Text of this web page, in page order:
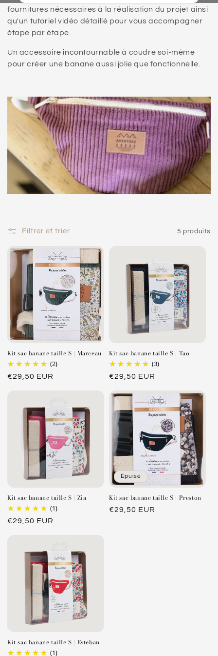
i
o
n
fournitures nécessaires à la réalisation du projet ainsi
qu'un tutoriel vidéo détaillé pour vous accompagner
étape par étape.
Un accessoire incontournable à coudre soi-même
pour créer une banane aussi jolie que fonctionnelle.
Filtrer et trier 5 produits
Kit sac banane taille S | Marceau
(2)
Prix
€29,50 EUR
Kit sac banane taille S | Tao
(3)
Prix
€29,50 EUR
Kit sac banane taille S | Zia
(1)
Prix
€29,50 EUR
Épuisé
Kit sac banane taille S | Preston
Prix
€29,50 EUR
Kit sac banane taille S | Esteban
(1)